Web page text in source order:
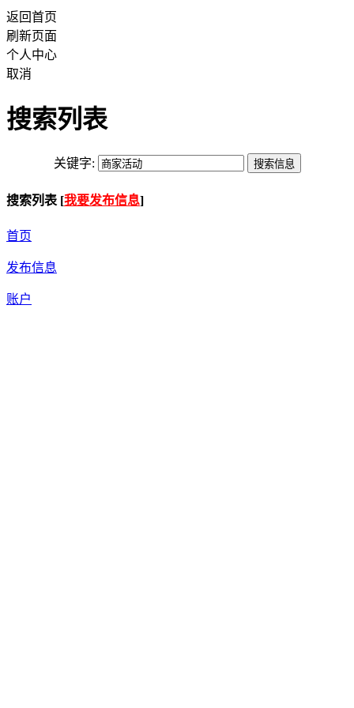
返回首页
刷新页面
个人中心
取消
搜索列表
关键字:
搜索列表 [我要发布信息]
首页
发布信息
账户